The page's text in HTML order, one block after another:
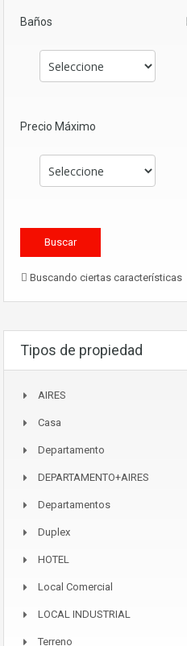
Baños
Precio Máximo
Buscando ciertas características
Tipos de propiedad
AIRES
Casa
Departamento
DEPARTAMENTO+AIRES
Departamentos
Duplex
HOTEL
Local Comercial
LOCAL INDUSTRIAL
Terreno